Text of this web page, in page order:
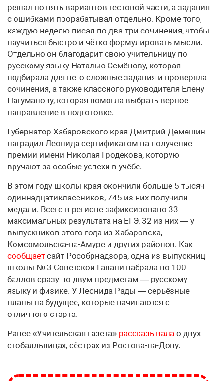
решал по пять вариантов тестовой части, а задания
с ошибками прорабатывал отдельно. Кроме того,
каждую неделю писал по два-три сочинения, чтобы
научиться быстро и чётко формулировать мысли.
Отдельно он благодарит свою учительницу по
русскому языку Наталью Семёнову, которая
подбирала для него сложные задания и проверяла
сочинения, а также классного руководителя Елену
Нагуманову, которая помогла выбрать верное
направление в подготовке.
Губернатор Хабаровского края Дмитрий Демешин
наградил Леонида сертификатом на получение
премии имени Николая Гродекова, которую
вручают за особые успехи в учёбе.
В этом году школы края окончили больше 5 тысяч
одиннадцатиклассников, 745 из них получили
медали. Всего в регионе зафиксировано 33
максимальных результата на ЕГЭ, 32 из них — у
выпускников этого года из Хабаровска,
Комсомольска-на-Амуре и других районов. Как
сообщает сайт Рособрнадзора, одна из выпускниц
школы № 3 Советской Гавани набрала по 100
баллов сразу по двум предметам — русскому
языку и физике. У Леонида Рады — серьёзные
планы на будущее, которые начинаются с
отличного старта.
Ранее «Учительская газета» рассказывала о двух
стобалльницах, сёстрах из Ростова-на-Дону.